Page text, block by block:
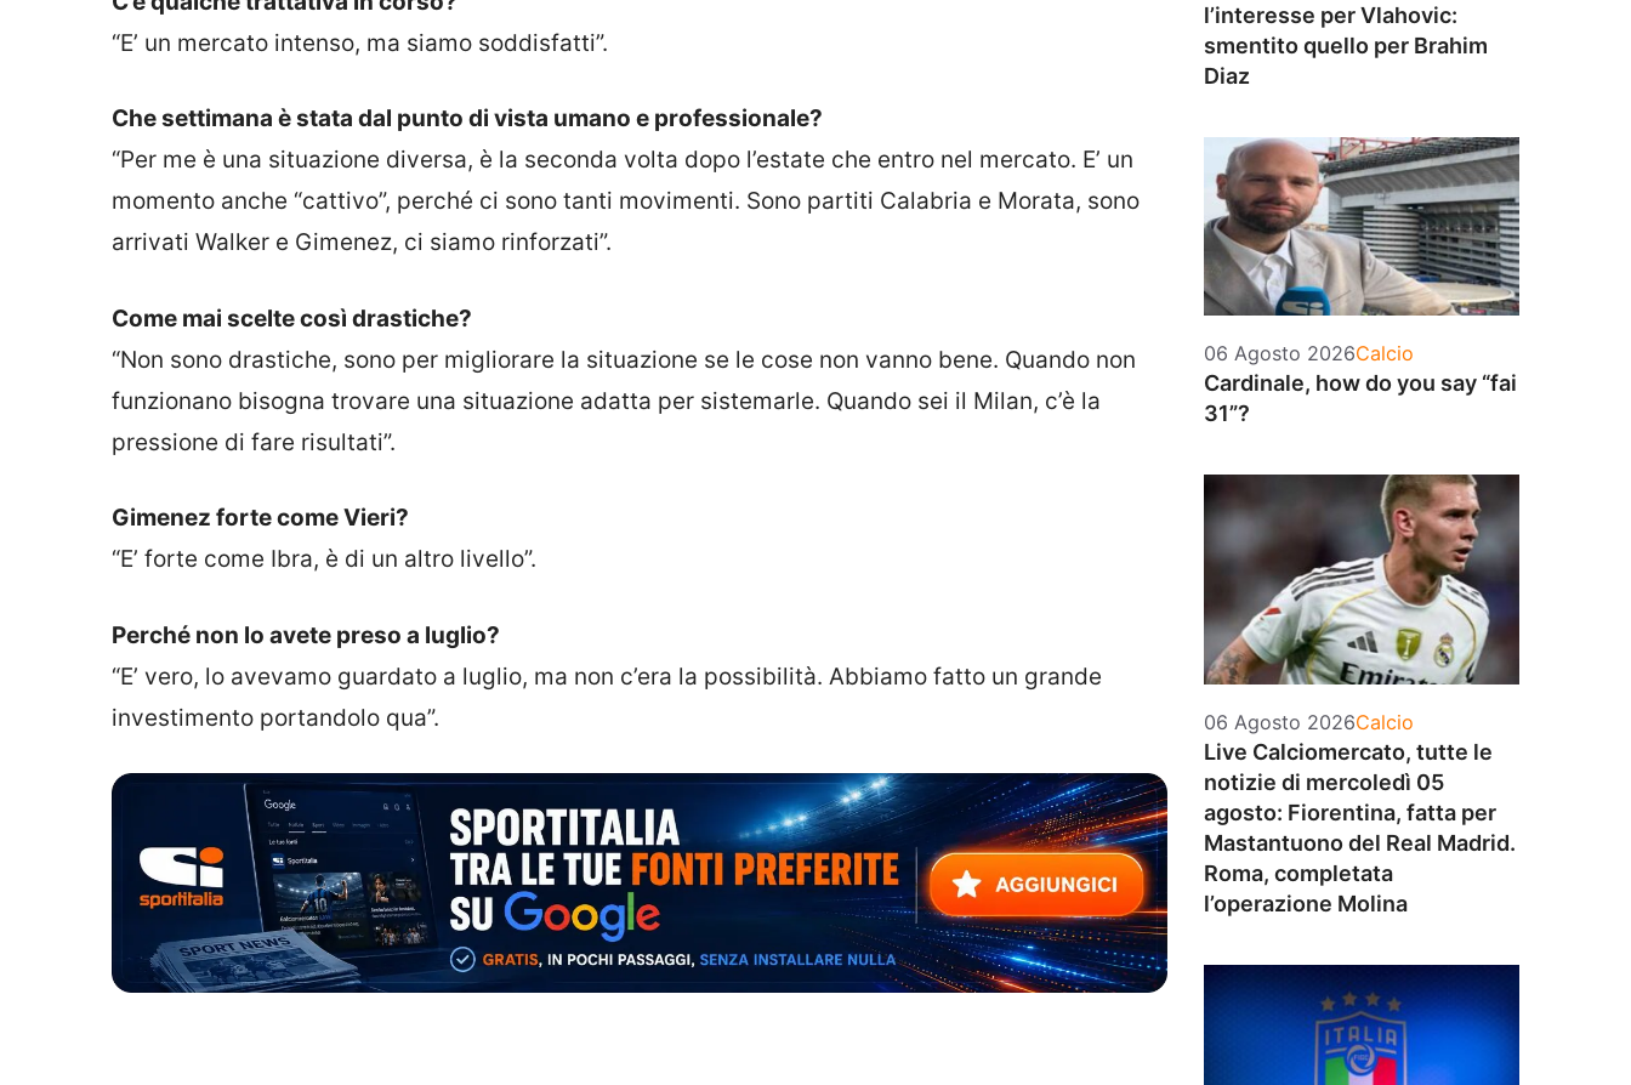
“E’ un mercato intenso, ma siamo soddisfatti”.
Che settimana è stata dal punto di vista umano e professionale?
“Per me è una situazione diversa, è la seconda volta dopo l’estate che entro nel mercato. E’ un
momento anche “cattivo”, perché ci sono tanti movimenti. Sono partiti Calabria e Morata, sono
arrivati Walker e Gimenez, ci siamo rinforzati”.
Come mai scelte così drastiche?
“Non sono drastiche, sono per migliorare la situazione se le cose non vanno bene. Quando non
funzionano bisogna trovare una situazione adatta per sistemarle. Quando sei il Milan, c’è la
pressione di fare risultati”.
Gimenez forte come Vieri?
“E’ forte come Ibra, è di un altro livello”.
Perché non lo avete preso a luglio?
“E’ vero, lo avevamo guardato a luglio, ma non c’era la possibilità. Abbiamo fatto un grande
investimento portandolo qua”.
l’interesse per Vlahovic:
smentito quello per Brahim
Diaz
06 Agosto 2026Categorie
Calcio
Cardinale, how do you say “fai
31”?
06 Agosto 2026Categorie
Calcio
Live Calciomercato, tutte le
notizie di mercoledì 05
agosto: Fiorentina, fatta per
Mastantuono del Real Madrid.
Roma, completata
l’operazione Molina